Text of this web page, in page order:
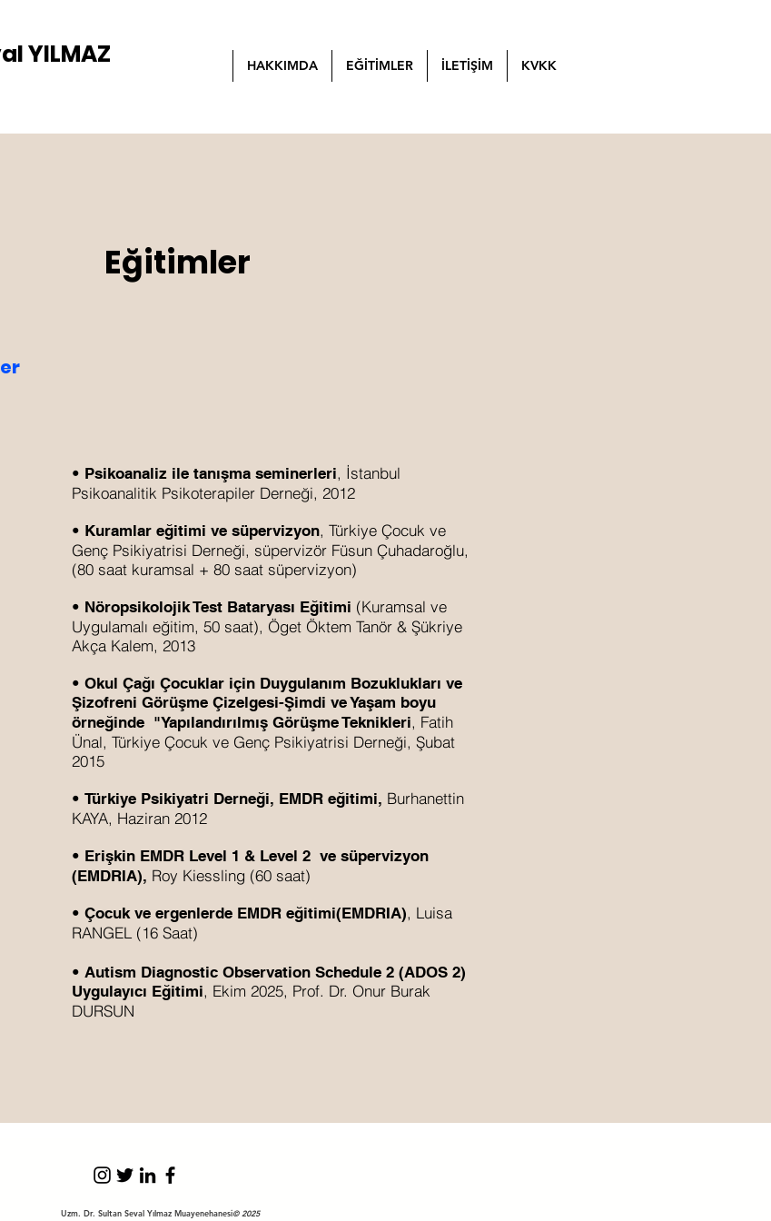
YILMAZ HAKKIMDA EĞİTİMLER İLETİŞİM KVKK
Eğitimler
• Psikoanaliz ile tanışma seminerleri, İstanbul
Psikoanalitik Psikoterapiler Derneği, 2012
• Kuramlar eğitimi ve süpervizyon, Türkiye Çocuk ve
Genç Psikiyatrisi Derneği, süpervizör Füsun Çuhadaroğlu,
(80 saat kuramsal + 80 saat süpervizyon)
• Nöropsikolojik Test Bataryası Eğitimi (Kuramsal ve
Uygulamalı eğitim, 50 saat), Öget Öktem Tanör & Şükriye
Akça Kalem, 2013
• Okul Çağı Çocuklar için Duygulanım Bozuklukları ve
Şizofreni Görüşme Çizelgesi-Şimdi ve Yaşam boyu
örneğinde "Yapılandırılmış Görüşme Teknikleri, Fatih
Ünal, Türkiye Çocuk ve Genç Psikiyatrisi Derneği, Şubat
2015
• Türkiye Psikiyatri Derneği, EMDR eğitimi, Burhanettin
KAYA, Haziran 2012
• Erişkin EMDR Level 1 & Level 2 ve süpervizyon
(EMDRIA), Roy Kiessling (60 saat)
• Çocuk ve ergenlerde EMDR eğitimi(EMDRIA), Luisa
RANGEL (16 Saat)
• Autism Diagnostic Observation Schedule 2 (ADOS 2)
Uygulayıcı Eğitimi, Ekim 2025, Prof. Dr. Onur Burak
DURSUN
Uzm. Dr. Sultan Seval Yılmaz Muayenehanesi© 2025